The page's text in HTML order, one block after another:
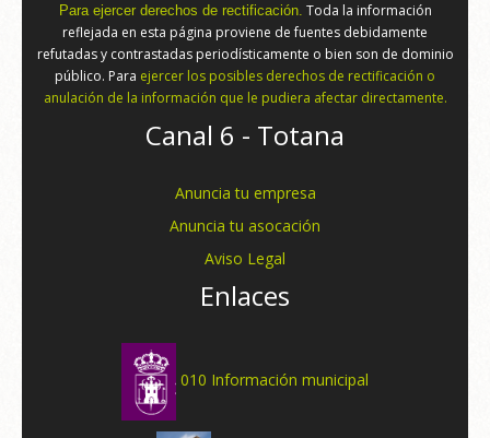
Para ejercer derechos de rectificación. Toda la información
reflejada en esta página proviene de fuentes debidamente
refutadas y contrastadas periodísticamente o bien son de dominio
público. Para ejercer los posibles derechos de rectificación o
anulación de la información que le pudiera afectar directamente.
Canal 6 - Totana
Anuncia tu empresa
Anuncia tu asocación
Aviso Legal
Enlaces
010 Información municipal